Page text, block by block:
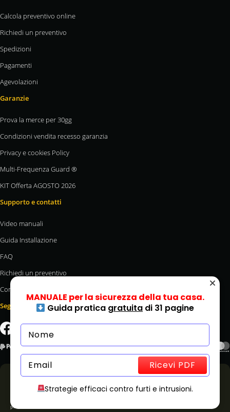
Calcola preventivo online
Richiedi un preventivo
Spedizioni
Pagamenti
Agevolazioni
Garanzie
Prova la merce per 30gg
Condizioni vendita recesso garanzia
Privacy e cookies Policy
Multi-Frequenza Guard ®
KIT Offerta AGOSTO 2026
Supporto e contatti
Video manuali
Guida Installazione
FAQ
Richiedi un preventivo
Contatti
Seguici
Tutti i prezzi sono IVA ed Eco-contributo RAEE inclusi.
Copyright © 2026 ANTIFURTO365® – Via delle Macere 20, int.14 – Zona Industriale di Formello –
00060 Roma- P.iva 11997421000 – Registro imprese di Roma 1342590
Le informazioni riportate su www.antifurto365.it possono essere soggette a modifiche senza
preavviso.
MANUALE per la sicurezza della tua casa.
Guida pratica gratuita di 31 pagine
Ricevi PDF
Strategie efficaci contro furti e intrusioni.